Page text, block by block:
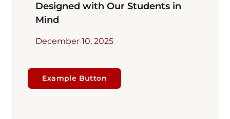
Designed with Our Students in
Mind
December 10, 2025
Example Button